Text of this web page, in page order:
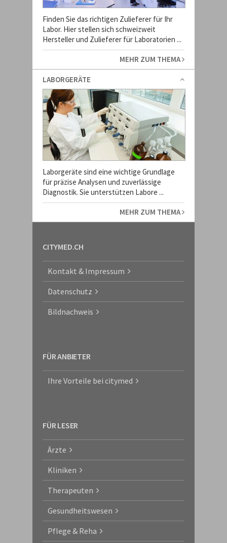
Finden Sie das richtigen Zulieferer für Ihr
Labor. Hier stellen sich schweizweit
Hersteller und Zulieferer für Laboratorien ...
MEHR ZUM THEMA
LABORGERÄTE
Laborgeräte sind eine wichtige Grundlage
für präzise Analysen und zuverlässige
Diagnostik. Sie unterstützen Labore ...
MEHR ZUM THEMA
CITYMED.CH
Kontakt & Impressum
Datenschutz
Bildnachweis
FÜR ANBIETER
Ihre Vorteile bei citymed
FÜR LESER
Ärzte
Kliniken
Therapeuten
Gesundheitswesen
Pflege & Reha